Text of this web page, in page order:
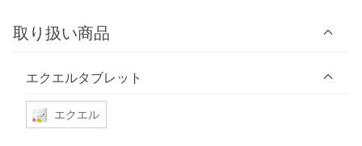
取り扱い商品
エクエルタブレット
エクエル